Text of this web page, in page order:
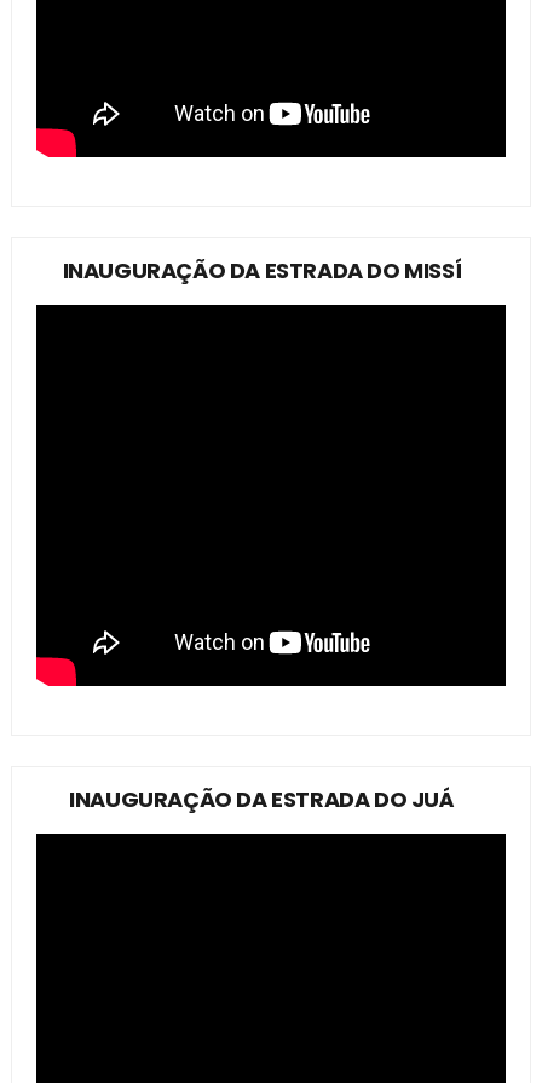
INAUGURAÇÃO DA ESTRADA DO MISSÍ
INAUGURAÇÃO DA ESTRADA DO JUÁ